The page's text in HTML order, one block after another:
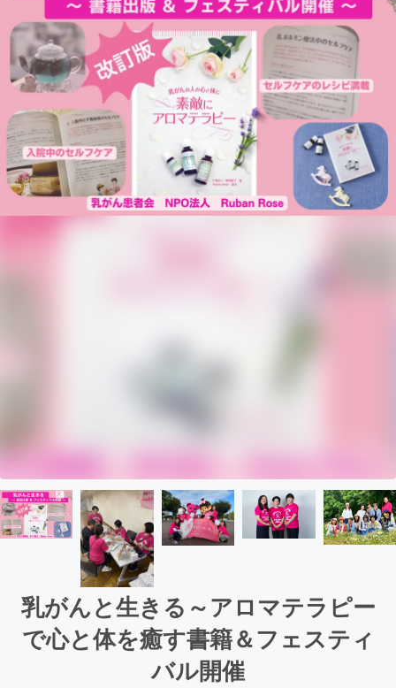
乳がんと生きる～アロマテラピー
で心と体を癒す書籍＆フェスティ
バル開催